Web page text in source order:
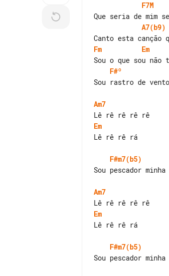
F7M
A7(b9)
Fm
Em
F#º
Sou rastro de
Am7
Em
Lê rê rê rá
F#m7(b5)
Sou pescador
Am7
Em
Lê rê rê rá
F#m7(b5)